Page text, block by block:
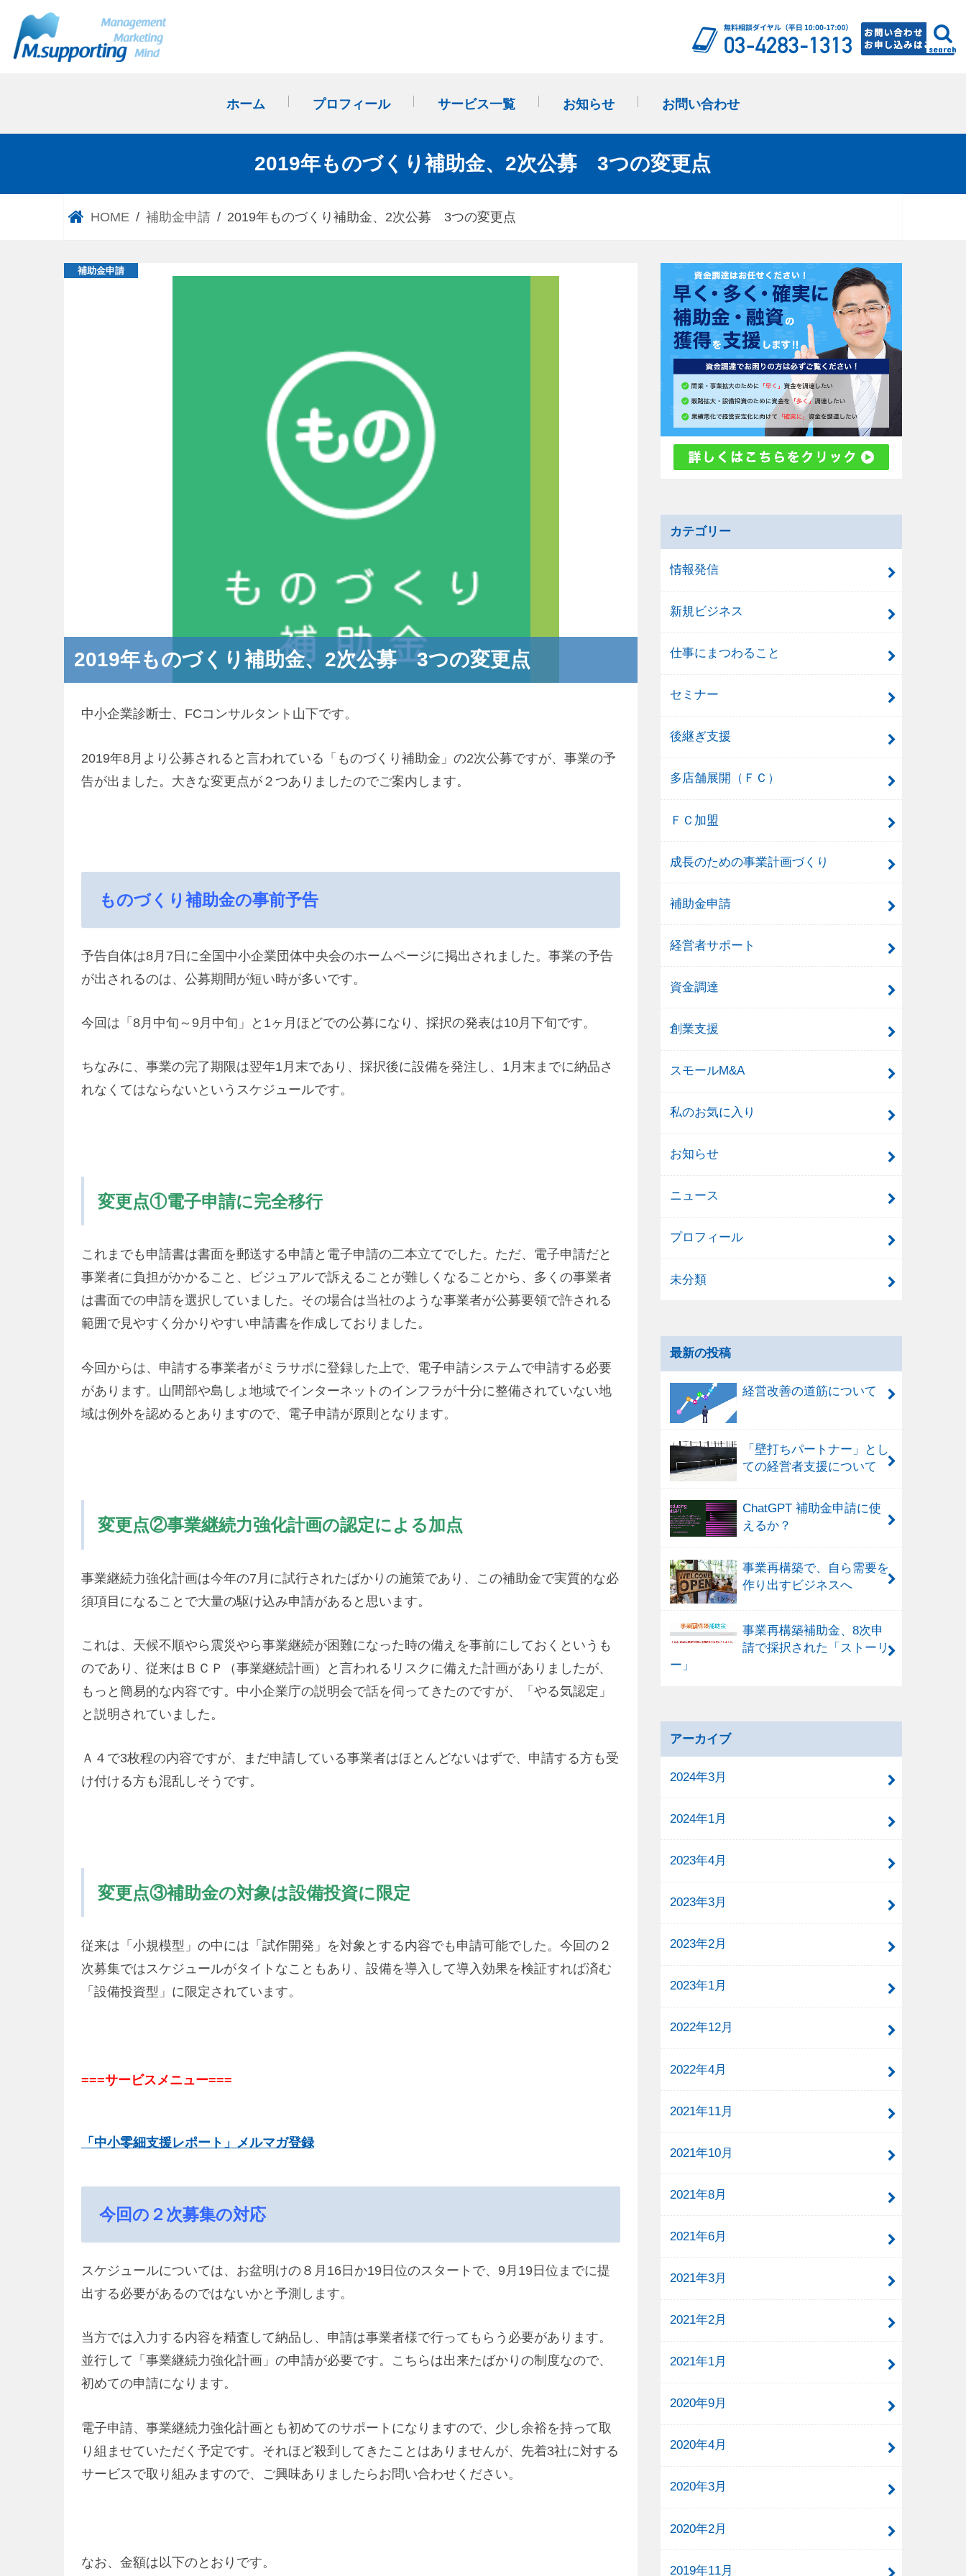
search
ホーム プロフィール サービス一覧
ら始まる「経営管理」
け）
ートナー)
お知らせ お問い合わせ
2019年ものづくり補助金、2次公募 3つの変更点
HOME 補助金申請 2019年ものづくり補助金、2次公募 3つの変更点
補助金申請
2019年ものづくり補助金、2次公募 3つの変更点
中小企業診断士、FCコンサルタント山下です。
2019年8月より公募されると言われている「ものづくり補助金」の2次公募ですが、事業の予
告が出ました。大きな変更点が２つありましたのでご案内します。
ものづくり補助金の事前予告
予告自体は8月7日に全国中小企業団体中央会のホームページに掲出されました。事業の予告
が出されるのは、公募期間が短い時が多いです。
今回は「8月中旬～9月中旬」と1ヶ月ほどでの公募になり、採択の発表は10月下旬です。
ちなみに、事業の完了期限は翌年1月末であり、採択後に設備を発注し、1月末までに納品さ
れなくてはならないというスケジュールです。
変更点①電子申請に完全移行
これまでも申請書は書面を郵送する申請と電子申請の二本立てでした。ただ、電子申請だと
事業者に負担がかかること、ビジュアルで訴えることが難しくなることから、多くの事業者
は書面での申請を選択していました。その場合は当社のような事業者が公募要領で許される
範囲で見やすく分かりやすい申請書を作成しておりました。
今回からは、申請する事業者がミラサポに登録した上で、電子申請システムで申請する必要
があります。山間部や島しょ地域でインターネットのインフラが十分に整備されていない地
域は例外を認めるとありますので、電子申請が原則となります。
変更点②事業継続力強化計画の認定による加点
事業継続力強化計画は今年の7月に試行されたばかりの施策であり、この補助金で実質的な必
須項目になることで大量の駆け込み申請があると思います。
これは、天候不順やら震災やら事業継続が困難になった時の備えを事前にしておくというも
のであり、従来はＢＣＰ（事業継続計画）と言われるリスクに備えた計画がありましたが、
もっと簡易的な内容です。中小企業庁の説明会で話を伺ってきたのですが、「やる気認定」
と説明されていました。
Ａ４で3枚程の内容ですが、まだ申請している事業者はほとんどないはずで、申請する方も受
け付ける方も混乱しそうです。
変更点③補助金の対象は設備投資に限定
従来は「小規模型」の中には「試作開発」を対象とする内容でも申請可能でした。今回の２
次募集ではスケジュールがタイトなこともあり、設備を導入して導入効果を検証すれば済む
「設備投資型」に限定されています。
===サービスメニュー===
「中小零細支援レポート」メルマガ登録
今回の２次募集の対応
スケジュールについては、お盆明けの８月16日か19日位のスタートで、9月19日位までに提
出する必要があるのではないかと予測します。
当方では入力する内容を精査して納品し、申請は事業者様で行ってもらう必要があります。
並行して「事業継続力強化計画」の申請が必要です。こちらは出来たばかりの制度なので、
初めての申請になります。
電子申請、事業継続力強化計画とも初めてのサポートになりますので、少し余裕を持って取
り組ませていただく予定です。それほど殺到してきたことはありませんが、先着3社に対する
サービスで取り組みますので、ご興味ありましたらお問い合わせください。
なお、金額は以下のとおりです。
カテゴリー
情報発信
新規ビジネス
仕事にまつわること
セミナー
後継ぎ支援
多店舗展開（ＦＣ）
ＦＣ加盟
成長のための事業計画づくり
補助金申請
経営者サポート
資金調達
創業支援
スモールM&A
私のお気に入り
お知らせ
ニュース
プロフィール
未分類
最新の投稿
経営改善の道筋について
「壁打ちパートナー」とし
ての経営者支援について
ChatGPT 補助金申請に使
えるか？
事業再構築で、自ら需要を
作り出すビジネスへ
事業再構築補助金、8次申
請で採択された「ストーリ
ー」
アーカイブ
2024年3月
2024年1月
2023年4月
2023年3月
2023年2月
2023年1月
2022年12月
2022年4月
2021年11月
2021年10月
2021年8月
2021年6月
2021年3月
2021年2月
2021年1月
2020年9月
2020年4月
2020年3月
2020年2月
2019年11月